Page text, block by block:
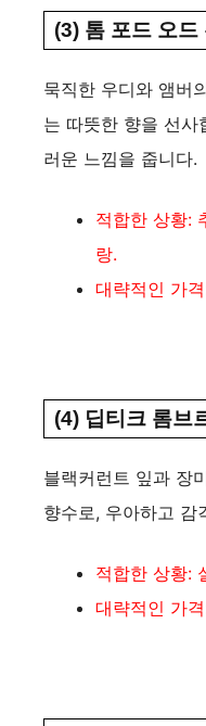
(3) 톰 포드 오드
묵직한 우디와 앰버
는 따뜻한 향을 선사
러운 느낌을 줍니다.
적합한 상황:
랑.
대략적인 가
(4) 딥티크 롬브
블랙커런트 잎과 장
향수로, 우아하고 감
적합한 상황:
대략적인 가